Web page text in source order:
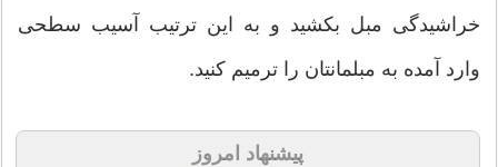
خراشیدگی مبل بکشید و به این ترتیب آسیب سطحی
وارد آمده به مبلمانتان را ترمیم کنید.
پیشنهاد امروز